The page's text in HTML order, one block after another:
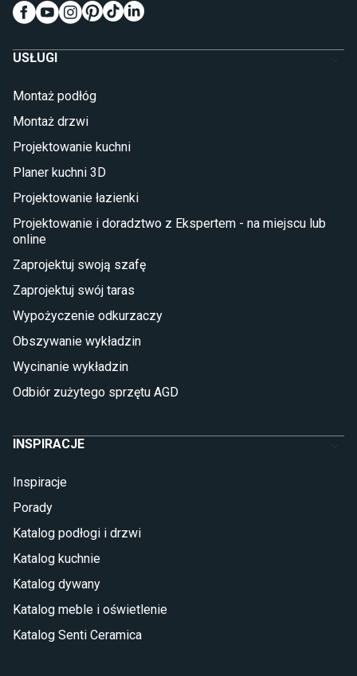
Meble do pokoju dziecięcego
Komody dla dzieci
Łóżka dla dziecka (młodzieżowe)
Taras i balkon
Sztuczna trawa miękka
Koce i pledy
Płytki na balkon
Lampy stojące LED
Płytki
Płytki Cersanit
Płytki wielkoformatowe
Glazura
Płytki marmurowe
USŁUGI
Montaż podłóg
Montaż drzwi
Projektowanie kuchni
Planer kuchni 3D
Projektowanie łazienki
Projektowanie i doradztwo z Ekspertem - na miejscu lub
online
Zaprojektuj swoją szafę
Zaprojektuj swój taras
Wypożyczenie odkurzaczy
Obszywanie wykładzin
Wycinanie wykładzin
Odbiór zużytego sprzętu AGD
INSPIRACJE
Inspiracje
Porady
Katalog podłogi i drzwi
Katalog kuchnie
Katalog dywany
Katalog meble i oświetlenie
Katalog Senti Ceramica